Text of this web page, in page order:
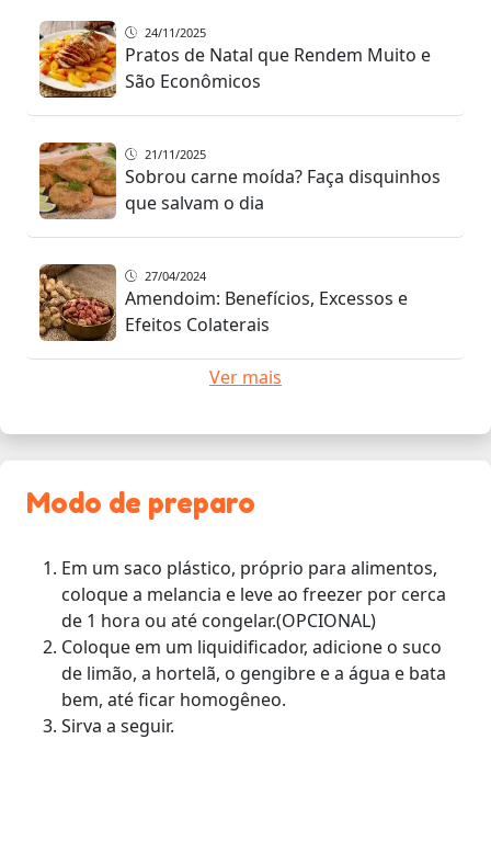
24/11/2025
Pratos de Natal que Rendem Muito e
São Econômicos
21/11/2025
Sobrou carne moída? Faça disquinhos
que salvam o dia
27/04/2024
Amendoim: Benefícios, Excessos e
Efeitos Colaterais
Ver mais
Modo de preparo
Em um saco plástico, próprio para alimentos,
coloque a melancia e leve ao freezer por cerca
de 1 hora ou até congelar.(OPCIONAL)
Coloque em um liquidificador, adicione o suco
de limão, a hortelã, o gengibre e a água e bata
bem, até ficar homogêneo.
Sirva a seguir.